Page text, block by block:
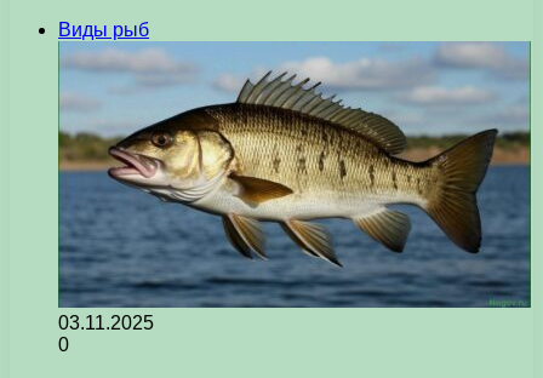
Виды рыб
03.11.2025
0